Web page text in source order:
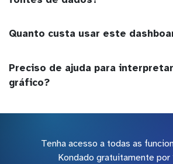
Quanto custa usar este
Preciso de ajuda para
gráfico?
Tenha acesso a todas as
Kondado gratuitamente por